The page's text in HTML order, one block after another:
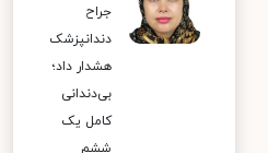
جراح
دندانپزشک
هشدار داد؛
بی‌دندانی
کامل یک
ششم